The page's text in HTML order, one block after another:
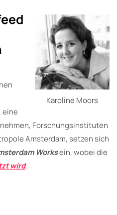
Karoline Moors
, eine
Forschungsinstituten
Amsterdam, setzen sich
Worksein, wobei die
wird.